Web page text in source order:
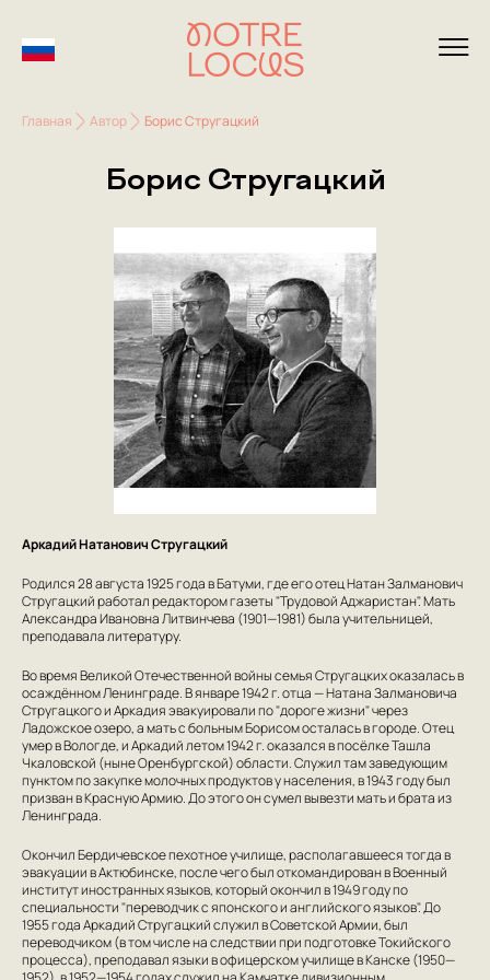
Главная Автор Борис Стругацкий
Борис Стругацкий
Аркадий Натанович Стругацкий
Родился 28 августа 1925 года в Батуми, где его отец Натан Залманович
Стругацкий работал редактором газеты "Трудовой Аджаристан". Мать
Александра Ивановна Литвинчева (1901—1981) была учительницей,
преподавала литературу.
Во время Великой Отечественной войны семья Стругацких оказалась в
осаждённом Ленинграде. В январе 1942 г. отца — Натана Залмановича
Стругацкого и Аркадия эвакуировали по "дороге жизни" через
Ладожское озеро, а мать с больным Борисом осталась в городе. Отец
умер в Вологде, и Аркадий летом 1942 г. оказался в посёлке Ташла
Чкаловской (ныне Оренбургской) области. Служил там заведующим
пунктом по закупке молочных продуктов у населения, в 1943 году был
призван в Красную Армию. До этого он сумел вывезти мать и брата из
Ленинграда.
Окончил Бердичевское пехотное училище, располагавшееся тогда в
эвакуации в Актюбинске, после чего был откомандирован в Военный
институт иностранных языков, который окончил в 1949 году по
специальности "переводчик с японского и английского языков". До
1955 года Аркадий Стругацкий служил в Советской Армии, был
переводчиком (в том числе на следствии при подготовке Токийского
процесса), преподавал языки в офицерском училище в Канске (1950—